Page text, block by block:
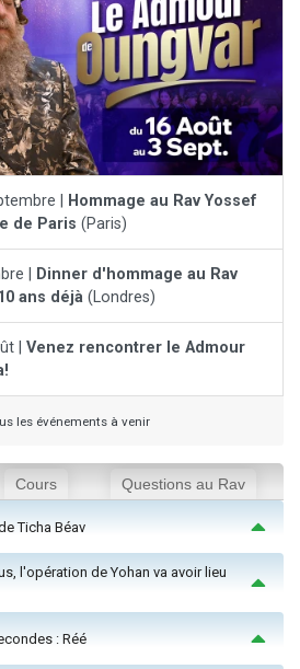
|
Hommage au Rav Yossef
de Paris (Paris)
|
Dinner d'hommage au Rav
ans déjà (Londres)
| Venez rencontrer le Admour
les événements à venir
Cours Questions au Rav
Ticha Béav
l'opération de Yohan va avoir lieu
: Réé